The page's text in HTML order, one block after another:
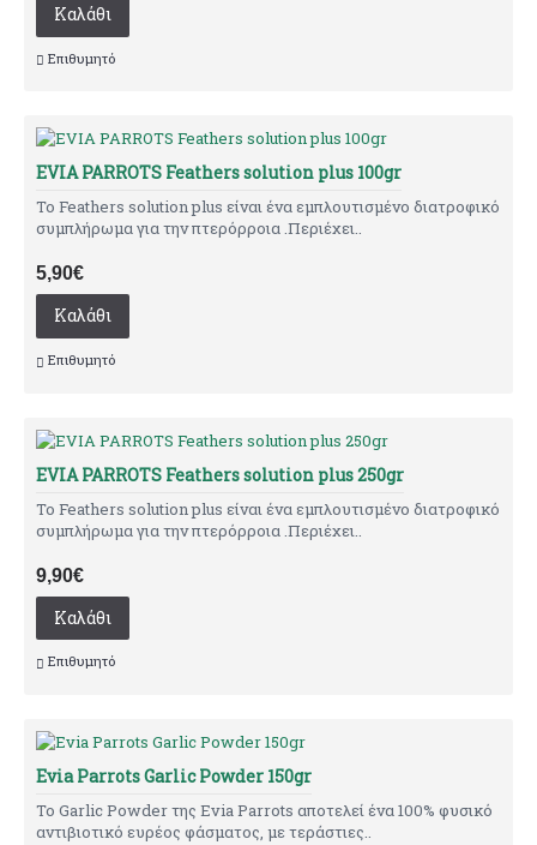
Καλάθι
Επιθυμητό
EVIA PARROTS Feathers solution plus 100gr
Το Feathers solution plus είναι ένα εμπλουτισμένο διατροφικό
συμπλήρωμα για την πτερόρροια .Περιέχει..
5,90€
Καλάθι
Επιθυμητό
EVIA PARROTS Feathers solution plus 250gr
Το Feathers solution plus είναι ένα εμπλουτισμένο διατροφικό
συμπλήρωμα για την πτερόρροια .Περιέχει..
9,90€
Καλάθι
Επιθυμητό
Evia Parrots Garlic Powder 150gr
Το Garlic Powder της Evia Parrots αποτελεί ένα 100% φυσικό
αντιβιοτικό ευρέος φάσματος, με τεράστιες..